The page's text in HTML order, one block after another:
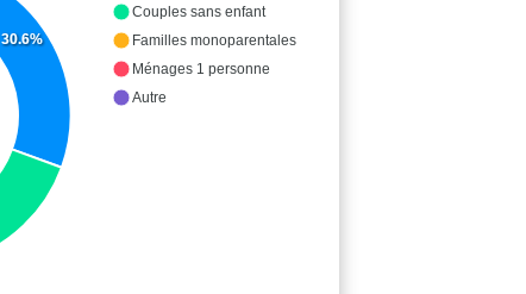
30.6%
Couples sans enfant
Familles monoparentales
Ménages 1 personne
Autre